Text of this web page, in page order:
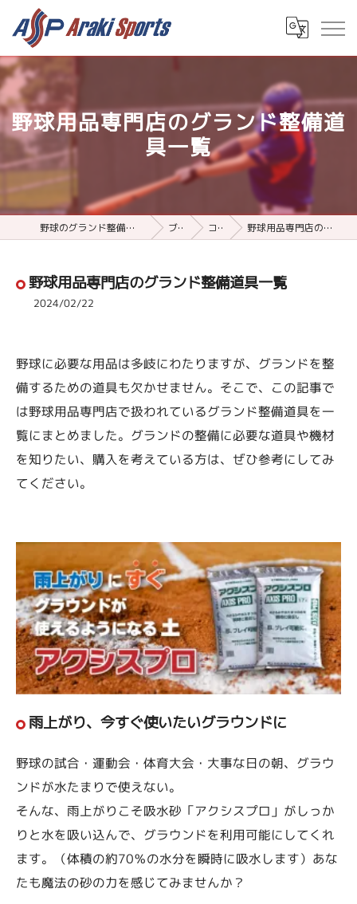
野球用品専門店のグランド整備道
具一覧
野球のグランド整備用品ならアラキスポーツ ブログ コラム 野球用品専門店のグランド整備道具一覧
野球用品専門店のグランド整備道具一覧
2024/02/22
野球に必要な用品は多岐にわたりますが、グランドを整
備するための道具も欠かせません。そこで、この記事で
は野球用品専門店で扱われているグランド整備道具を一
覧にまとめました。グランドの整備に必要な道具や機材
を知りたい、購入を考えている方は、ぜひ参考にしてみ
てください。
雨上がり、今すぐ使いたいグラウンドに
野球の試合・運動会・体育大会・大事な日の朝、グラウ
ンドが水たまりで使えない。
そんな、雨上がりこそ吸水砂「アクシスプロ」がしっか
りと水を吸い込んで、グラウンドを利用可能にしてくれ
ます。（体積の約70％の水分を瞬時に吸水します）あな
たも魔法の砂の力を感じてみませんか？